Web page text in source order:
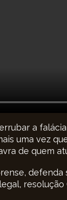
a
uma vez
de quem
defenda
resolução